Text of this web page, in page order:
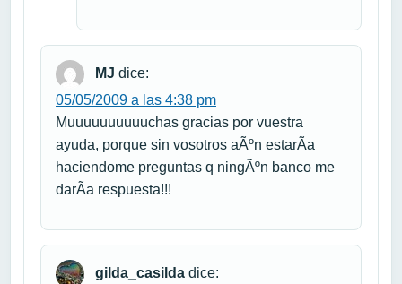
MJ dice:
05/05/2009 a las 4:38 pm
Muuuuuuuuuuchas gracias por vuestra
ayuda, porque sin vosotros aÃºn estarÃ­a
haciendome preguntas q ningÃºn banco me
darÃ­a respuesta!!!
gilda_casilda dice: